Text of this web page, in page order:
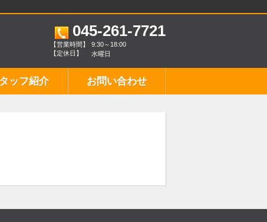
045-261-7721
【営業時間】
9:30～18:00
【定休日】
水曜日
ッフ紹介 お問い合わせ